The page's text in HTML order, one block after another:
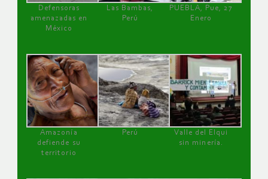
Defensoras
amenazadas en
México
Las Bambas,
Perú
PUEBLA, Pue, 27
Enero
Amazonía
defiende su
territorio
Perú
Valle del Elqui
sin minería.